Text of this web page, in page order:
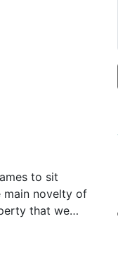
to sit
main novelty of
that we
This property